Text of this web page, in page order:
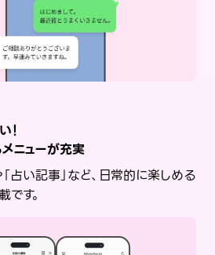
！
ニューが充実
「占い記事」など、日常的に楽しめる
す。